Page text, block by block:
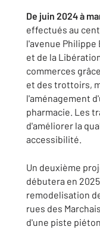
De juin 2024 à
effectués au
l'avenue Philippe
et de la
commerces
et des trottoirs,
l'aménagement
pharmacie. Les
d'améliorer la
accessibilité.
Un deuxième
débutera en
remodelisation
rues des
d'une piste